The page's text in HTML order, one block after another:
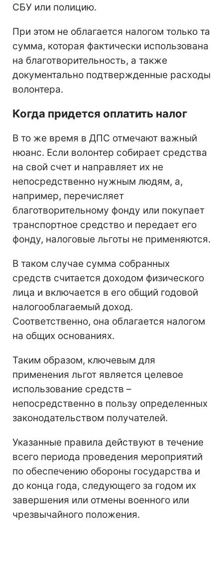
СБУ или полицию.
При этом не облагается налогом только та
сумма, которая фактически использована
на благотворительность, а также
документально подтвержденные расходы
волонтера.
Когда придется оплатить налог
В то же время в ДПС отмечают важный
нюанс. Если волонтер собирает средства
на свой счет и направляет их не
непосредственно нужным людям, а,
например, перечисляет
благотворительному фонду или покупает
транспортное средство и передает его
фонду, налоговые льготы не применяются.
В таком случае сумма собранных
средств считается доходом физического
лица и включается в его общий годовой
налогооблагаемый доход.
Соответственно, она облагается налогом
на общих основаниях.
Таким образом, ключевым для
применения льгот является целевое
использование средств –
непосредственно в пользу определенных
законодательством получателей.
Указанные правила действуют в течение
всего периода проведения мероприятий
по обеспечению обороны государства и
до конца года, следующего за годом их
завершения или отмены военного или
чрезвычайного положения.